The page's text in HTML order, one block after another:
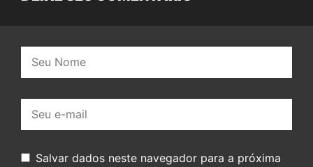
mail:
Salvar dados neste navegador para a próxima